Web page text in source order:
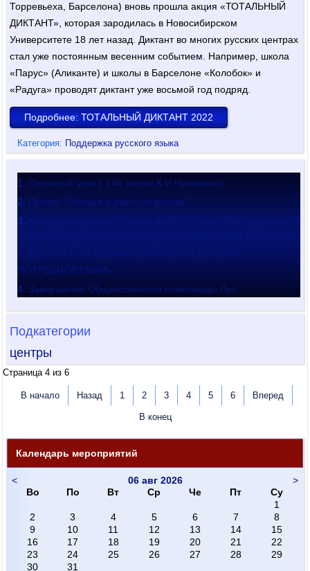
Торревьеха, Барселона) вновь прошла акция «ТОТАЛЬНЫЙ
ДИКТАНТ», которая зародилась в Новосибирском
Университете 18 лет назад. Диктант во многих русских центрах
стал уже постоянным весенним событием. Например, школа
«Парус» (Аликанте) и школы в Барселоне «Колобок» и
«Радуга» проводят диктант уже восьмой год подряд.
Подробнее: ТОТАЛЬНЫЙ ДИКТАНТ 2022
Категория: Поддержка русского языка
Открытый урок к 140 летию К.И.Чуковского
Проект "Учиться и учить по-русски"
Конференция «АКТУАЛЬНЫЕ ВОПРОСЫ ПРЕПОДАВАНИЯ
С ДЕТЬМИ С ОСОБЫМИ ОБРАЗОВАТЕЛЬНЫМИ
ПОТРЕБНОСТЯМИ»
Завершение Общеиспанской олимпиады Луч
Подкатегории
центры
Страница 4 из 6
В начало Назад 1 2 3 4 5 6 Вперед
В конец
Календарь мероприятий
< >
06 авг 2026
Во
По Вт Ср Че Пт
Су
1
2
3 4 5 6 7
8
9
10 11 12 13 14
15
16
17 18 19 20 21
22
23
24 25 26 27 28
29
30
31